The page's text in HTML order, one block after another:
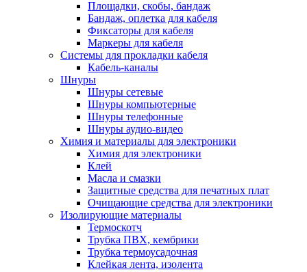
Площадки, скобы, бандаж
Бандаж, оплетка для кабеля
Фиксаторы для кабеля
Маркеры для кабеля
Системы для прокладки кабеля
Кабель-каналы
Шнуры
Шнуры сетевые
Шнуры компьютерные
Шнуры телефонные
Шнуры аудио-видео
Химия и материалы для электроники
Химия для электроники
Клей
Масла и смазки
Защитные средства для печатных плат
Очищающие средства для электроники
Изолирующие материалы
Термоскотч
Трубка ПВХ, кембрики
Трубка термоусадочная
Клейкая лента, изолента